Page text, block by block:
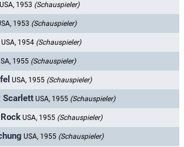
USA, 1953 (Schauspieler)
1953 (Schauspieler)
USA, 1954 (Schauspieler)
1955 (Schauspieler)
USA, 1955 (Schauspieler)
Scarlett USA, 1955 (Schauspieler)
USA, 1955 (Schauspieler)
USA, 1955 (Schauspieler)